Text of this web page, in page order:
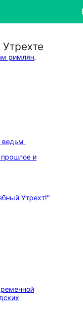
ведьм
прошлое и